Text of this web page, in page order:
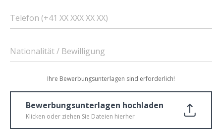
Telefon (+41 XX XXX XX XX)
Nationalität / Bewilligung
Ihre Bewerbungsunterlagen sind erforderlich!
Bewerbungsunterlagen hochladen
Klicken oder ziehen Sie Dateien hierher